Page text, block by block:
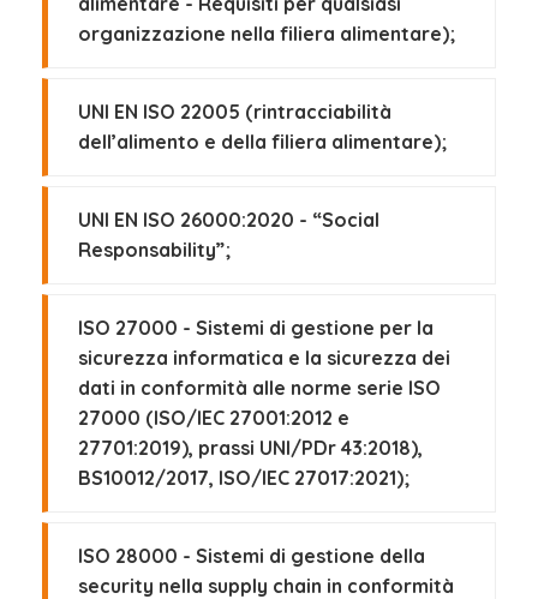
organizzazione nella filiera alimentare);
UNI EN ISO 22005 (rintracciabilità
dell’alimento e della filiera alimentare);
UNI EN ISO 26000:2020 - “Social
Responsability”;
ISO 27000 - Sistemi di gestione per la
sicurezza informatica e la sicurezza dei
dati in conformità alle norme serie ISO
27000 (ISO/IEC 27001:2012 e
27701:2019), prassi UNI/PDr 43:2018),
BS10012/2017, ISO/IEC 27017:2021);
ISO 28000 - Sistemi di gestione della
security nella supply chain in conformità